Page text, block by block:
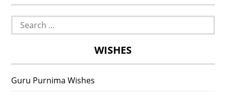
Search
for:
WISHES
Guru Purnima Wishes